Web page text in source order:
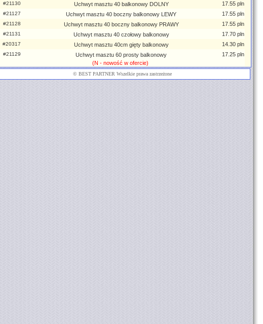
#21130 Uchwyt masztu 40 balkonowy DOLNY 17.55 pln
#21127 Uchwyt masztu 40 boczny balkonowy LEWY 17.55 pln
#21128 Uchwyt masztu 40 boczny balkonowy PRAWY 17.55 pln
#21131 Uchwyt masztu 40 czołowy balkonowy 17.70 pln
#20317 Uchwyt masztu 40cm gięty balkonowy 14.30 pln
#21129 Uchwyt masztu 60 prosty balkonowy
17.25 pln
(N - nowość w ofercie)
© BEST PARTNER Wszelkie prawa zastrzeżone